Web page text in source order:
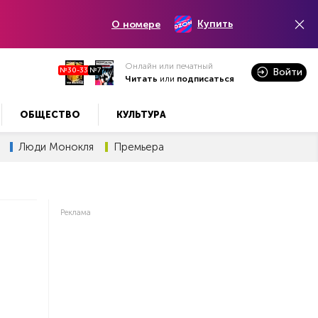
О номере Купить
№30-33 №7
Онлайн или печатный
Читать или подписаться
Войти
ОБЩЕСТВО КУЛЬТУРА
Люди Монокля Премьера
Реклама